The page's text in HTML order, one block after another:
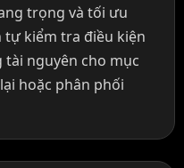
trọng và tối ưu
tự kiểm tra điều kiện
nguyên cho mục
hoặc phân phối